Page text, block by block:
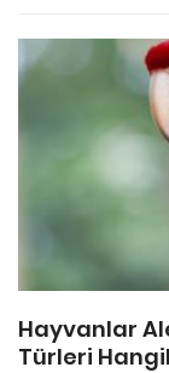
Hayvanlar
Türleri